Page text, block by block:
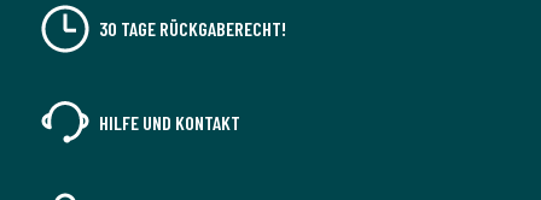
30 TAGE RÜCKGABERECHT!
HILFE UND KONTAKT